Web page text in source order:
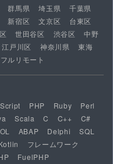
群馬県 埼玉県
千葉県
新宿区 文京区
台東区
世田谷区 渋谷区
中野
江戸川区 神奈川県
東海
フルリモート
PHP Ruby
Perl
Scala C C++
C#
ABAP Delphi
SQL
フレームワーク
FuelPHP